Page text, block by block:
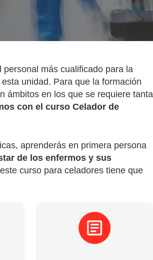
más cualificado para la
unidad. Para que la formación
ámbitos en los que se requiere tanta
con el curso Celador de
aprenderás en primera persona
de los enfermos y sus
curso para celadores tiene que